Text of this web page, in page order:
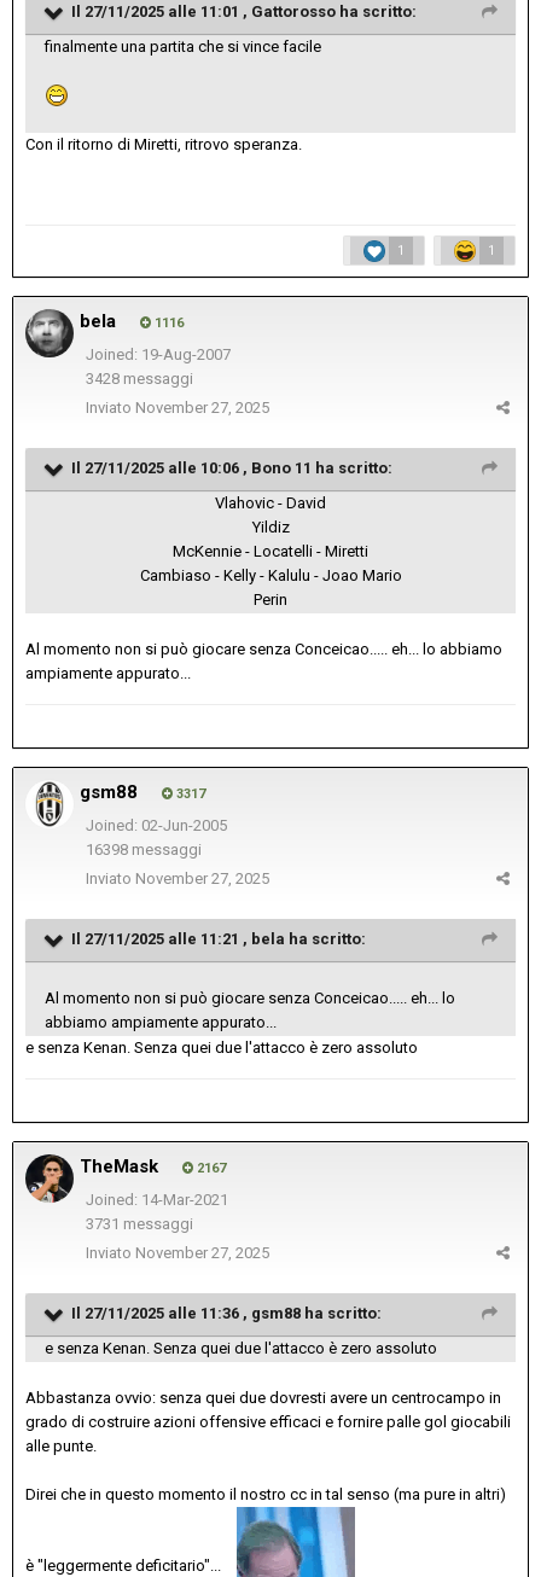
Il 27/11/2025 alle 11:01 , Gattorosso ha scritto:
finalmente una partita che si vince facile
Con il ritorno di Miretti, ritrovo speranza.
1 1
bela 1116
Joined: 19-Aug-2007
3428 messaggi
Inviato November 27, 2025
Il 27/11/2025 alle 10:06 , Bono 11 ha scritto:
Vlahovic - David
Yildiz
McKennie - Locatelli - Miretti
Cambiaso - Kelly - Kalulu - Joao Mario
Perin
Al momento non si può giocare senza Conceicao..... eh... lo abbiamo
ampiamente appurato...
gsm88 3317
Joined: 02-Jun-2005
16398 messaggi
Inviato November 27, 2025
Il 27/11/2025 alle 11:21 , bela ha scritto:
Al momento non si può giocare senza Conceicao..... eh... lo
abbiamo ampiamente appurato...
e senza Kenan. Senza quei due l'attacco è zero assoluto
TheMask 2167
Joined: 14-Mar-2021
3731 messaggi
Inviato November 27, 2025
Il 27/11/2025 alle 11:36 , gsm88 ha scritto:
e senza Kenan. Senza quei due l'attacco è zero assoluto
Abbastanza ovvio: senza quei due dovresti avere un centrocampo in
grado di costruire azioni offensive efficaci e fornire palle gol giocabili
alle punte.
Direi che in questo momento il nostro cc in tal senso (ma pure in altri)
è "leggermente deficitario"...